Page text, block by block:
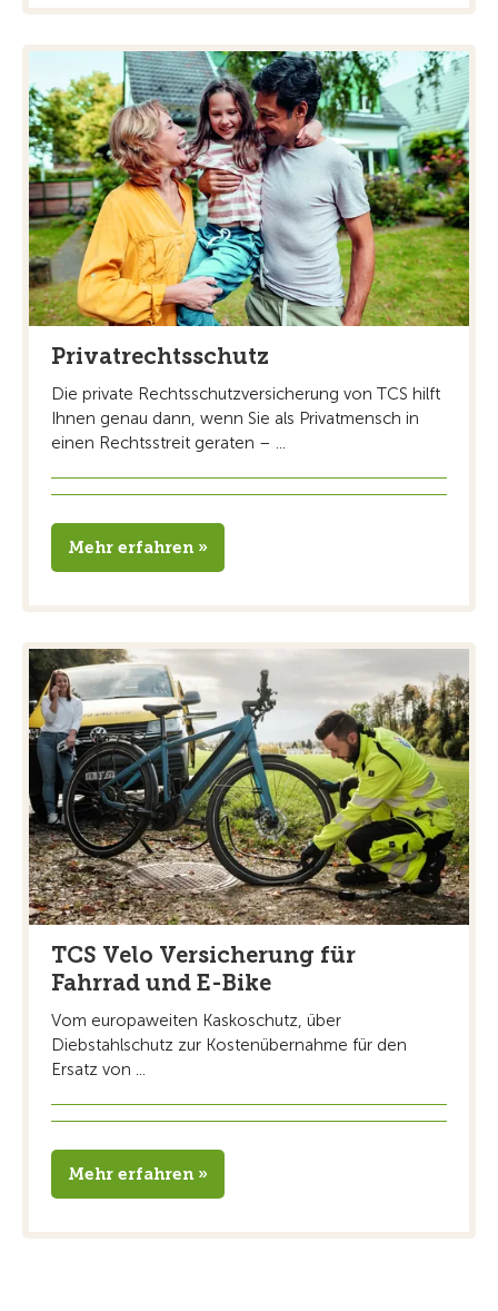
Privatrechtsschutz
Die private Rechtsschutzversicherung von TCS hilft
Ihnen genau dann, wenn Sie als Privatmensch in
einen Rechtsstreit geraten – ...
Mehr erfahren »
TCS Velo Versicherung für
Fahrrad und E-Bike
Vom europaweiten Kaskoschutz, über
Diebstahlschutz zur Kostenübernahme für den
Ersatz von ...
Mehr erfahren »